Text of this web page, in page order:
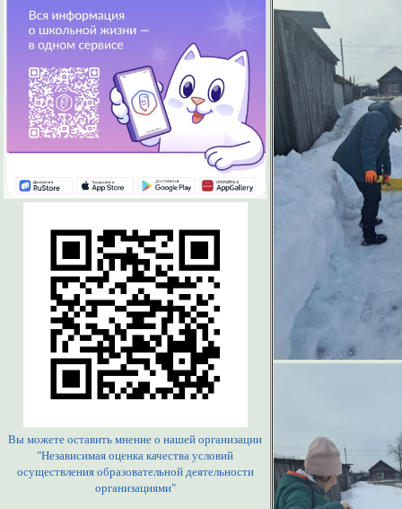
Вы можете оставить мнение о нашей организации
"Независимая оценка качества условий
осуществления образовательной деятельности
организациями"